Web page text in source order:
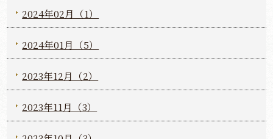
2024年02月（1）
2024年01月（5）
2023年12月（2）
2023年11月（3）